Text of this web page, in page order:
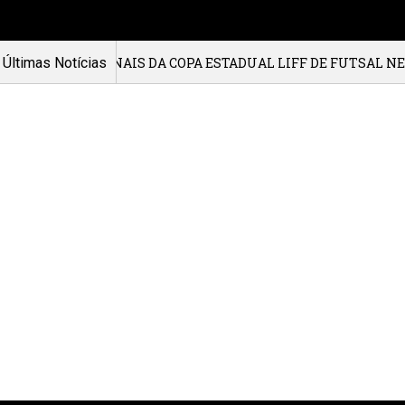
Últimas Notícias
DA COPA ESTADUAL LIFF DE FUTSAL NESTE SÁBADO